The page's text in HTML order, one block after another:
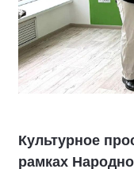
Культурное
рамках